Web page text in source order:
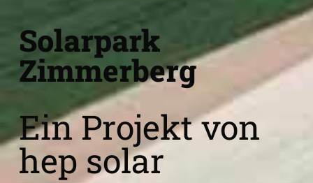
Solarpark
Zimmerberg
Ein Projekt von
hep solar